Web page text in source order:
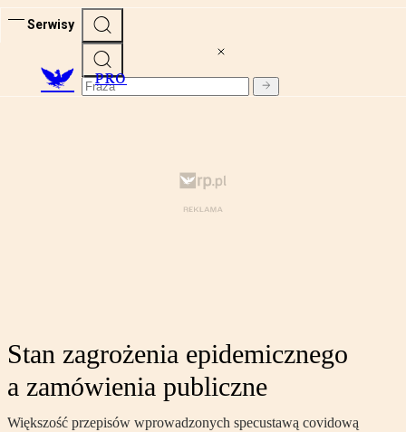
Serwisy
PRO
Stan zagrożenia epidemicznego
a zamówienia publiczne
Większość przepisów wprowadzonych specustawą covidową